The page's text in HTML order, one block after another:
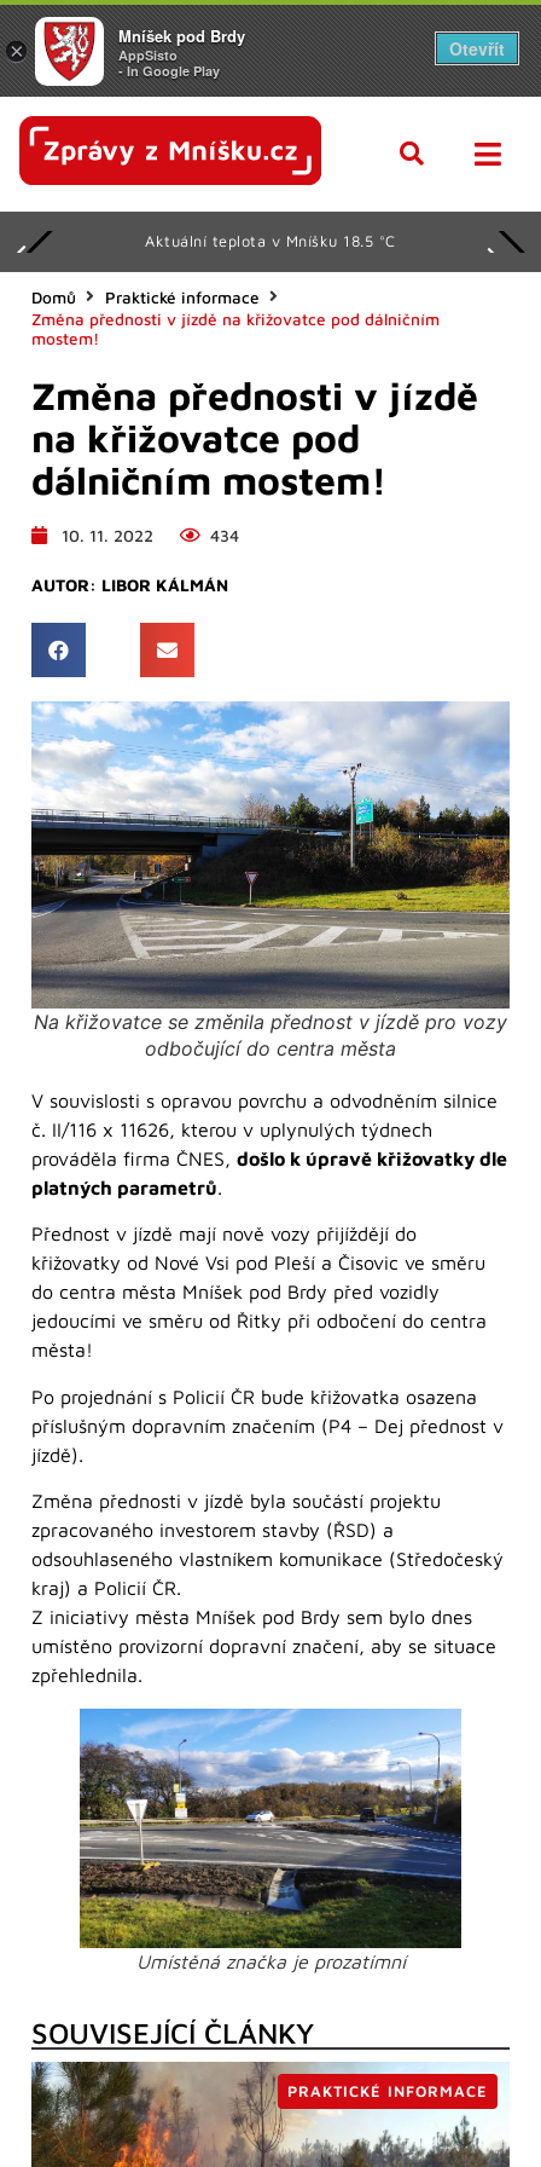
Aktuální teplota v Mníšku 18.5 °C
Domů
Praktické informace
Změna přednosti v jízdě na křižovatce pod dálničním
mostem!
Změna přednosti v jízdě
na křižovatce pod
dálničním mostem!
10. 11. 2022 434
AUTOR: LIBOR KÁLMÁN
Na křižovatce se změnila přednost v jízdě pro vozy
odbočující do centra města
V souvislosti s opravou povrchu a odvodněním silnice
č. II/116 x 11626, kterou v uplynulých týdnech
prováděla firma ČNES, došlo k úpravě křižovatky dle
platných parametrů.
Přednost v jízdě mají nově vozy přijíždějí do
křižovatky od Nové Vsi pod Pleší a Čisovic ve směru
do centra města Mníšek pod Brdy před vozidly
jedoucími ve směru od Řitky při odbočení do centra
města!
Po projednání s Policií ČR bude křižovatka osazena
příslušným dopravním značením (P4 – Dej přednost v
jízdě).
Změna přednosti v jízdě byla součástí projektu
zpracovaného investorem stavby (ŘSD) a
odsouhlaseného vlastníkem komunikace (Středočeský
kraj) a Policií ČR.
Z iniciativy města Mníšek pod Brdy sem bylo dnes
umístěno provizorní dopravní značení, aby se situace
zpřehlednila.
Umístěná značka je prozatímní
SOUVISEJÍCÍ ČLÁNKY
PRAKTICKÉ INFORMACE
×
Mníšek pod Brdy
AppSisto
- In Google Play
Otevřít